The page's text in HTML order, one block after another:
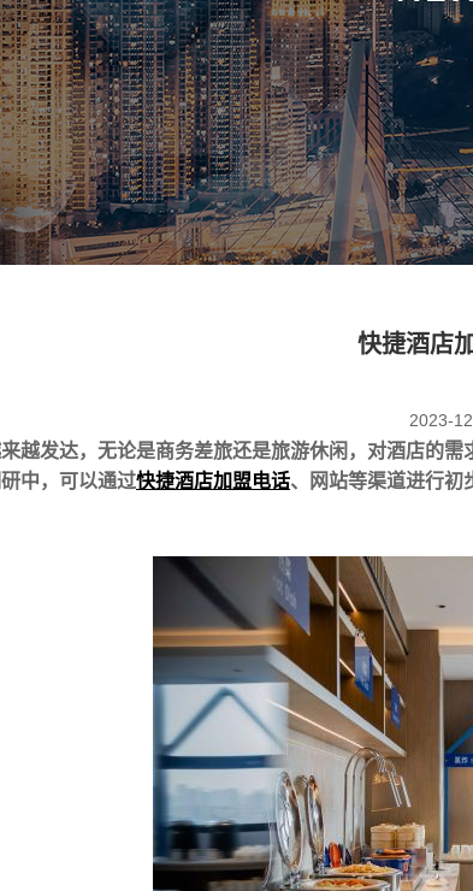
快捷酒店
2023-
越发达，无论是商务差旅还是旅游休闲，对酒店的
中，可以通过快捷酒店加盟电话、网站等渠道进行初